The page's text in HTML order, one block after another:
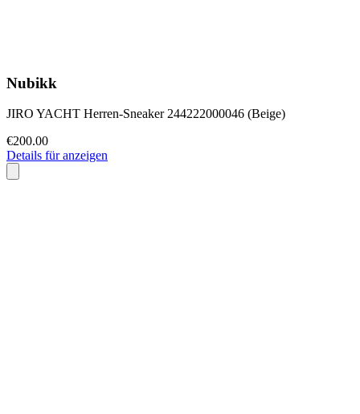
Nubikk
JIRO YACHT Herren-Sneaker 244222000046 (Beige)
€200.00
Details für anzeigen